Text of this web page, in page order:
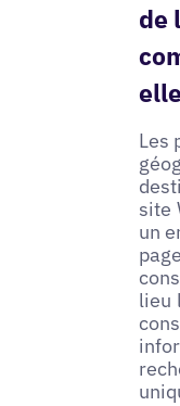
de
Les
site
un
lieu